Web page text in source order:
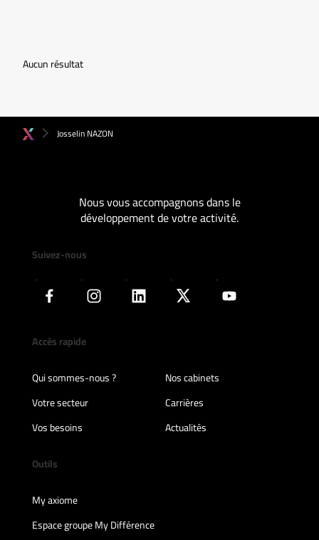
Aucun résultat
Josselin NAZON
Nous vous accompagnons dans le
développement de votre activité.
Suivez-nous
Accès rapide
Qui sommes-nous ?
Nos cabinets
Votre secteur
Carrières
Vos besoins
Actualités
Outils
My axiome
Espace groupe My Différence